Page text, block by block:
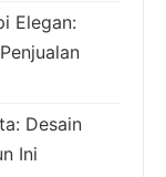
Elegan:
Desain
Ini